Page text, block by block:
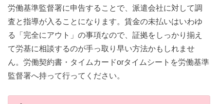
労働基準監督署に申告することで、派遣会社に対して調
査と指導が入ることになります。賃金の未払いはいわゆ
る「完全にアウト」の事項なので、証拠をしっかり揃え
て労基に相談するのが手っ取り早い方法かもしれませ
ん。労働契約書・タイムカードorタイムシートを労働基準
監督署へ持って行ってください。